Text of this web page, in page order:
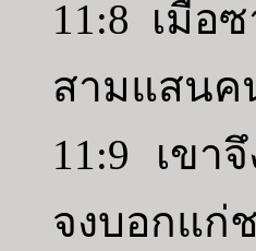
11:8 เมื่อ
สามแสนค
11:9 เขา
จงบอกแก่